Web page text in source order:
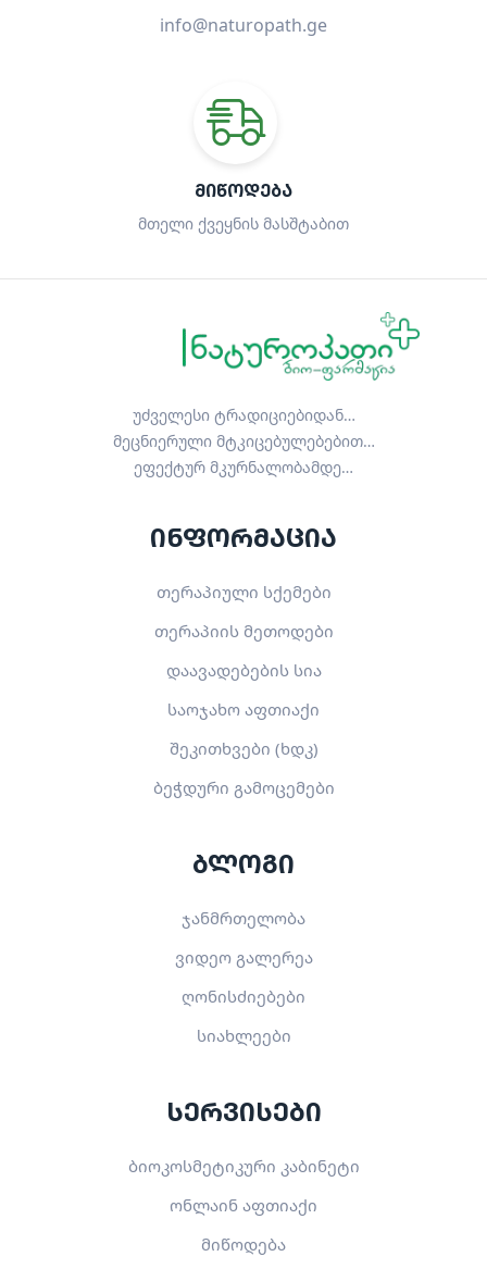
info@naturopath.ge
ᲛᲘᲬᲝᲓᲔᲑᲐ
მთელი ქვეყნის მასშტაბით
უძველესი ტრადიციებიდან…
მეცნიერული მტკიცებულებებით…
ეფექტურ მკურნალობამდე…
ინფორმაცია
თერაპიული სქემები
თერაპიის მეთოდები
დაავადებების სია
საოჯახო აფთიაქი
შეკითხვები (ხდკ)
ბეჭდური გამოცემები
ბლოგი
ჯანმრთელობა
ვიდეო გალერეა
ღონისძიებები
სიახლეები
სერვისები
ბიოკოსმეტიკური კაბინეტი
ონლაინ აფთიაქი
მიწოდება